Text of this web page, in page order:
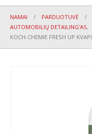
NAMAI
PARDUOTUVĖ
AUTOMOBILIŲ DETAILING'AS,
KOCH-CHEMIE FRESH UP